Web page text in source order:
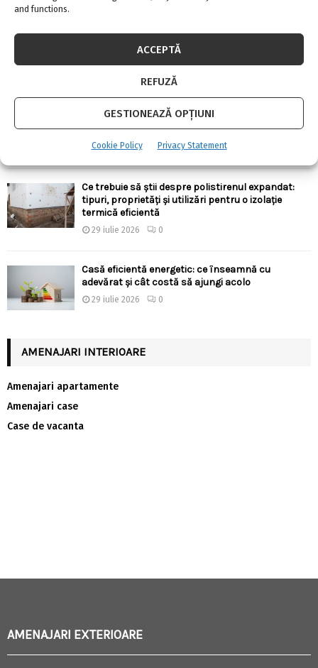
and functions.
ACCEPTĂ
REFUZĂ
GESTIONEAZĂ OPȚIUNI
Cookie Policy Privacy Statement
4 august 2026 0
Ergonomia în bucătărie: cum alegi înălțimile,
adâncimile și distanțele corecte pentru confort
zilnic
30 iulie 2026 0
Ce trebuie să știi despre polistirenul expandat:
tipuri, proprietăți și utilizări pentru o izolație
termică eficientă
29 iulie 2026 0
Casă eficientă energetic: ce înseamnă cu
adevărat și cât costă să ajungi acolo
29 iulie 2026 0
AMENAJARI INTERIOARE
Amenajari apartamente
Amenajari case
Case de vacanta
AMENAJARI EXTERIOARE